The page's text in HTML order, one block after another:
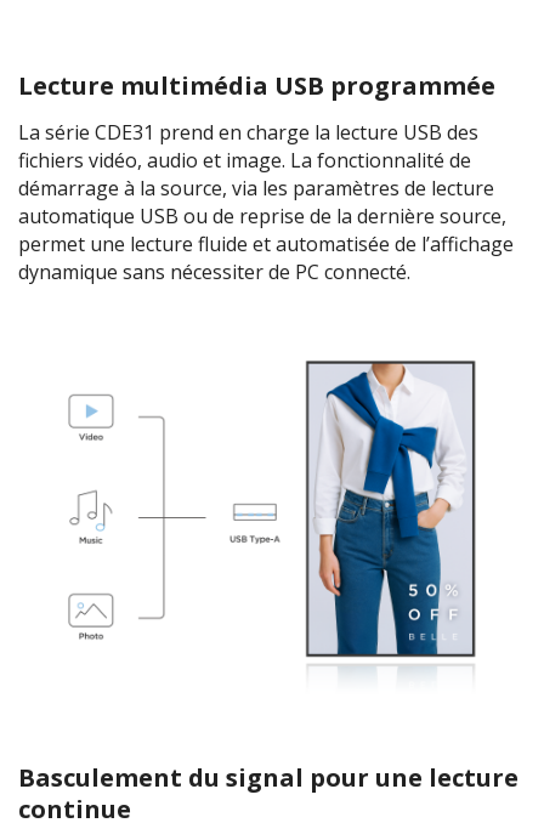
Lecture multimédia USB programmée
La série CDE31 prend en charge la lecture USB des
fichiers vidéo, audio et image. La fonctionnalité de
démarrage à la source, via les paramètres de lecture
automatique USB ou de reprise de la dernière source,
permet une lecture fluide et automatisée de l’affichage
dynamique sans nécessiter de PC connecté.
Basculement du signal pour une lecture
continue